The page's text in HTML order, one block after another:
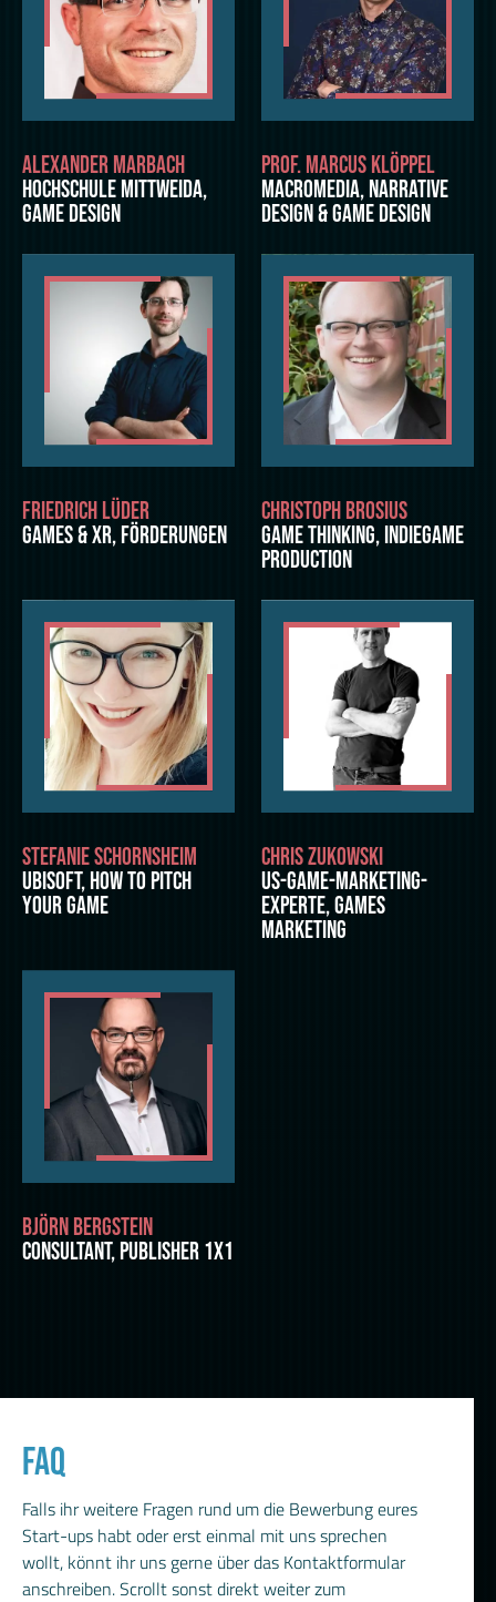
ALEXANDER MARBACH
HOCHSCHULE MITTWEIDA,
GAME DESIGN
PROF. MARCUS KLÖPPEL
MACROMEDIA, NARRATIVE
DESIGN & GAME DESIGN
FRIEDRICH LÜDER
GAMES & XR, FÖRDERUNGEN
CHRISTOPH BROSIUS
GAME THINKING, INDIEGAME
PRODUCTION
STEFANIE SCHORNSHEIM
UBISOFT, HOW TO PITCH
YOUR GAME
CHRIS ZUKOWSKI
US-GAME-MARKETING-
EXPERTE, GAMES
MARKETING
BJÖRN BERGSTEIN
CONSULTANT, PUBLISHER 1X1
FAQ
Falls ihr weitere Fragen rund um die Bewerbung eures
Start-ups habt oder erst einmal mit uns sprechen
wollt, könnt ihr uns gerne über das Kontaktformular
anschreiben. Scrollt sonst direkt weiter zum